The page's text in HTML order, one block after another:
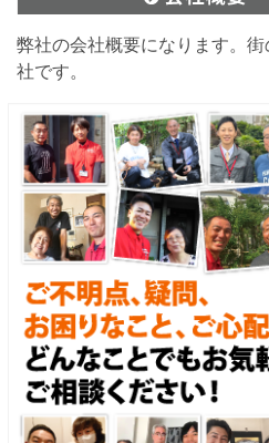
弊社の会社概要になります。
社です。